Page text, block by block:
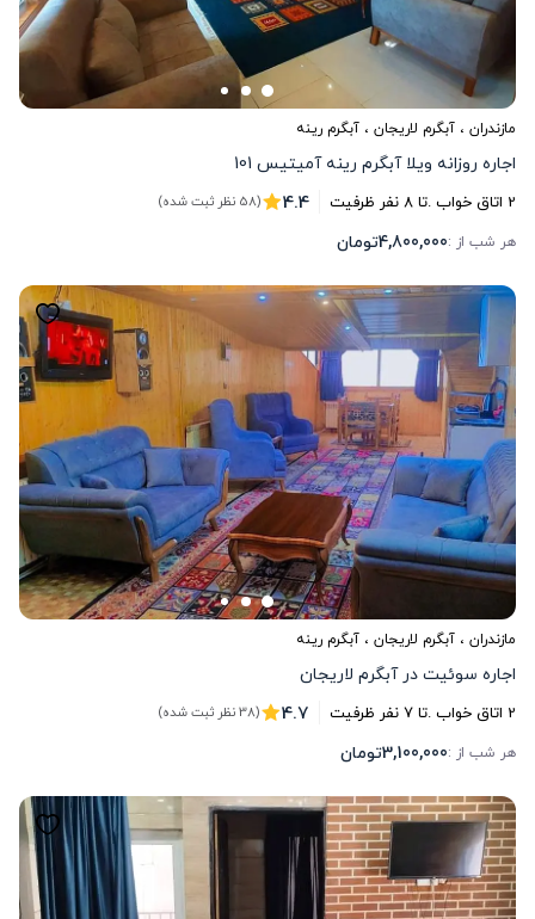
مازندران ، آبگرم لاریجان ، آبگرم رینه
اجاره روزانه ویلا آبگرم رینه آمیتیس 101
2 اتاق خواب .تا8نفر ظرفیت 4.4 (58 نظر ثبت شده)
هر شب از :4,800,000تومان
مازندران ، آبگرم لاریجان ، آبگرم رینه
اجاره سوئیت در آبگرم لاریجان
2 اتاق خواب .تا7نفر ظرفیت 4.7 (38 نظر ثبت شده)
هر شب از :3,100,000تومان